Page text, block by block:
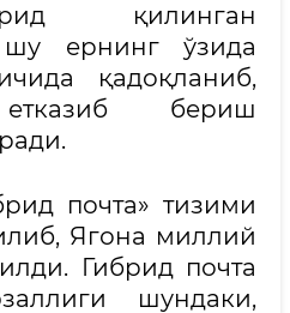
қилинган
шу ернинг ўзида
қадоқланиб,
бериш
почта» тизими
Ягона миллий
Гибрид почта
шундаки,